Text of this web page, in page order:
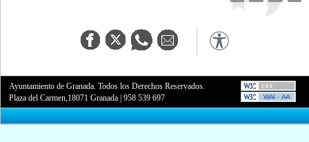
Ayuntamiento de Granada. Todos los Derechos Reservados.
Plaza del Carmen,18071 Granada |958 539 697